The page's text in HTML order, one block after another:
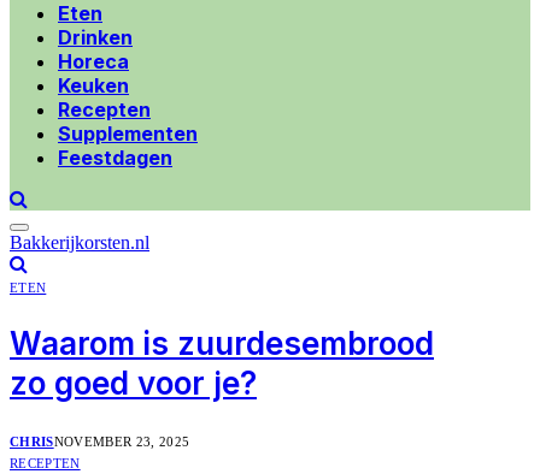
Eten
Drinken
Horeca
Keuken
Recepten
Supplementen
Feestdagen
Bakkerijkorsten.nl
ETEN
Waarom is zuurdesembrood
zo goed voor je?
CHRISNOVEMBER 23, 2025
RECEPTEN